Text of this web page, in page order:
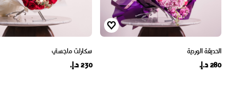
الحديقة الوردية
280 د.إ.
سكارلت ماجستي
230 د.إ.